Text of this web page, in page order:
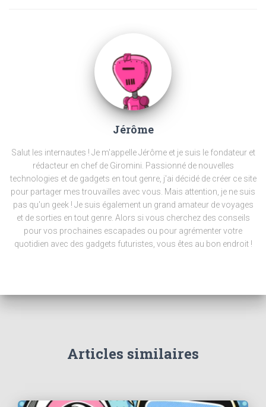
Jérôme
Salut les internautes ! Je m'appelle Jérôme et je suis le fondateur et
rédacteur en chef de Giromini. Passionné de nouvelles
technologies et de gadgets en tout genre, j'ai décidé de créer ce site
pour partager mes trouvailles avec vous. Mais attention, je ne suis
pas qu'un geek ! Je suis également un grand amateur de voyages
et de sorties en tout genre. Alors si vous cherchez des conseils
pour vos prochaines escapades ou pour agrémenter votre
quotidien avec des gadgets futuristes, vous êtes au bon endroit !
Articles similaires